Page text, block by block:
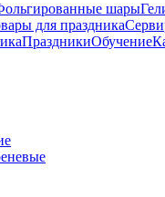
шары
для праздника
ПраздникиОбучение